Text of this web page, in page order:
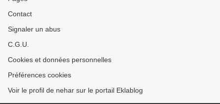
Contact
Signaler un abus
C.G.U.
Cookies et données personnelles
Préférences cookies
Voir le profil de nehar sur le portail Eklablog